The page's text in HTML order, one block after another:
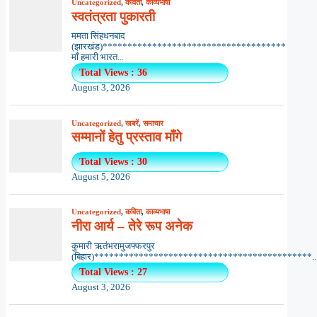
Uncategorized,कविता,काव्यभाषा
स्वतंत्रता पुकारती
ममता सिंहधनबाद
(झारखंड)*************************************
माँ हमारी भारत...
Total Views : 36
August 3, 2026
Uncategorized,खबरें,समाचार
सम्मानों हेतु प्रस्ताव माँगे
Total Views : 30
August 5, 2026
Uncategorized,कविता,काव्यभाषा
नीरा आर्य – तेरे रूप अनेक
कुमारी ऋतंभरामुजफ्फरपुर
Total Views : 27
August 3, 2026